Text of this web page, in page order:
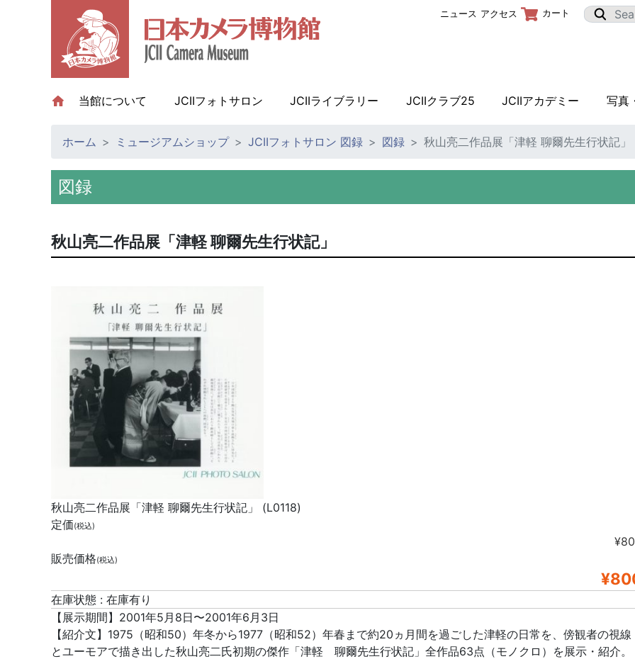
当館について (current)JCIIフォトサロン JCIIライブラリー JCIIクラブ25 JCIIアカデミー 写真
ニュース アクセス カート
ホーム ミュージアムショップ JCIIフォトサロン 図録 図録 秋山亮二作品展「津軽 聊爾先生行状記」
図録
秋山亮二作品展「津軽 聊爾先生行状記」
秋山亮二作品展「津軽 聊爾先生行状記」 (L0118)
定価(税込)
販売価格(税込)
在庫状態 : 在庫有り
【展示期間】2001年5月8日〜2001年6月3日
【紹介文】1975（昭和50）年冬から1977（昭和52）年春まで約20ヵ月間を過ごした津軽の日常を、傍観者の視線
とユーモアで描き出した秋山亮二氏初期の傑作「津軽 聊爾先生行状記」全作品63点（モノクロ）を展示・紹介。